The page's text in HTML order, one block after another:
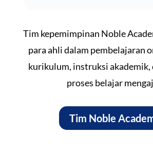
Tim kepemimpinan Noble
para ahli dalam pembelajaran
kurikulum, instruksi akademik,
proses belajar
Tim Noble